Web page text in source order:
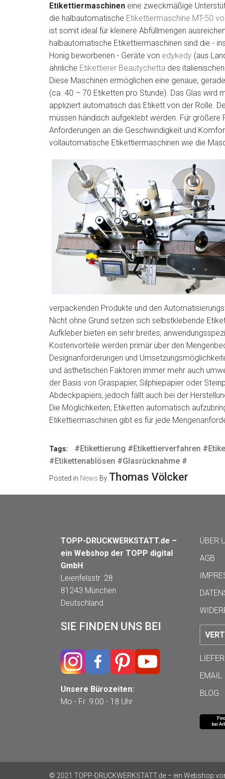
Etikettiermaschinen eine zweckmäßige
die halbautomatische Etikettiermaschine MT-50
ist somit ideal für kleinere Abfüllmengen
halbautomatische Etikettiermaschinen sind die -
Honig beworbenen - Geräte von edykedy (aus
ähnliche Etikettierer Beautychetta des
Diese Maschinen ermöglichen eine genaue,
(ca. 40 – 70 Etiketten pro Stunde). Das Glas wird
appliziert automatisch das Etikett von der Rolle.
müssen händisch aufgeklebt werden. Für größere
Anforderungen an die Geschwindigkeit und
vollautomatische Etikettiermaschinen wie die
verpackenden Produkte und den
Nicht ohne Grund setzen sich selbstklebende
Aufkleber bieten ein sehr breites,
Kostenvorteile werden primär über den
Designanforderungen und
und ästhetischen Faktoren immer mehr auch
der Basis von Graspapier, Silphiepapier oder
Abdeckpapiers, jedoch fällt auch bei der
Die Möglichkeiten, Etiketten automatisch
Etikettiermaschinen gibt es für jede
Tags: #Etikettierung #Etikettierverfahren
#Etikettenablösen #Glasrücknahme #
Posted in News By Thomas Völcker
TOPP-DRUCKWERKSTATT.de –
ein Webshop der TOPP digital
GmbH
Leienfelsstr. 28
81243 München
Deutschland
SIE FINDEN UNS BEI
Unsere Bürozeiten:
Mo.- Fr. 9:00 - 18 Uhr
ÜBER
AGB
EMAIL
BLOG
© 2021 TOPP-DRUCKWERKSTATT.de – ein Webshop